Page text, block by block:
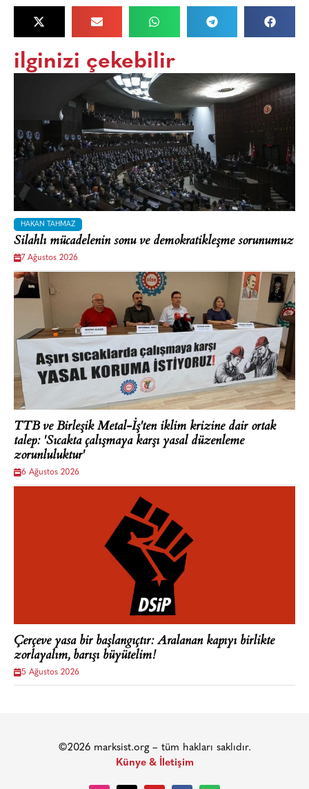
ilginizi çekebilir
HAKAN TAHMAZ
Silahlı mücadelenin sonu ve demokratikleşme sorunumuz
7 Ağustos 2026
TTB ve Birleşik Metal-İş'ten iklim krizine dair ortak
talep: 'Sıcakta çalışmaya karşı yasal düzenleme
zorunluluktur'
6 Ağustos 2026
Çerçeve yasa bir başlangıçtır: Aralanan kapıyı birlikte
zorlayalım, barışı büyütelim!
5 Ağustos 2026
©2026 marksist.org – tüm hakları saklıdır.
Künye & İletişim